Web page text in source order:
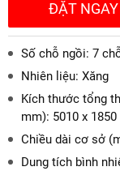
ĐẶT
Số chỗ ngồi: 7
Nhiên liệu: Xăng
Kích thước tổng
mm): 5010 x 1850
Chiều dài cơ sở
Dung tích bình